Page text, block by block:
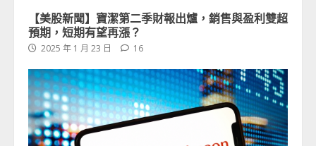
【美股新聞】寶潔第二季財報出爐，銷售與盈利雙超
預期，短期有望再漲？
2025 年 1 月 23 日 16